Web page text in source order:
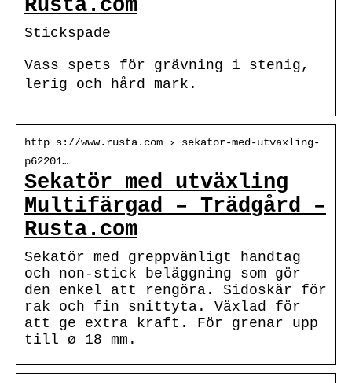
Rusta.com
Stickspade
Vass spets för grävning i stenig,
lerig och hård mark.
http s://www.rusta.com › sekator-med-utvaxling-
p62201…
Sekatör med utväxling
Multifärgad – Trädgård –
Rusta.com
Sekatör med greppvänligt handtag
och non-stick beläggning som gör
den enkel att rengöra. Sidoskär för
rak och fin snittyta. Växlad för
att ge extra kraft. För grenar upp
till ø 18 mm.